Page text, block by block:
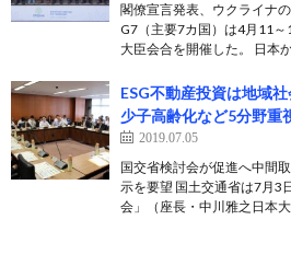
閣僚宣言発表、ウクライナ
G7（主要7カ国）は4月11
大臣会合を開催した。 日本
ESG不動産投資は地域
少子高齢化など5分野重
2019.07.05
国交省検討会が促進へ中間
示を要望 国土交通省は7月3
会」（座長・中川雅之日本